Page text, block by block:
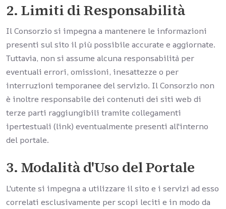
2. Limiti di Responsabilità
Il Consorzio si impegna a mantenere le informazioni
presenti sul sito il più possibile accurate e aggiornate.
Tuttavia, non si assume alcuna responsabilità per
eventuali errori, omissioni, inesattezze o per
interruzioni temporanee del servizio. Il Consorzio non
è inoltre responsabile dei contenuti dei siti web di
terze parti raggiungibili tramite collegamenti
ipertestuali (link) eventualmente presenti all'interno
del portale.
3. Modalità d'Uso del Portale
L'utente si impegna a utilizzare il sito e i servizi ad esso
correlati esclusivamente per scopi leciti e in modo da